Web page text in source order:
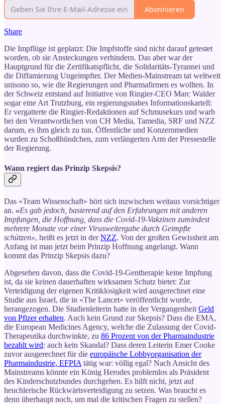
Abonnieren
Share
Die Impflüge ist geplatzt: Die Impfstoffe sind nicht darauf getestet
worden, ob sie Ansteckungen verhindern. Das aber war der
Hauptgrund für die Zertifikatspflicht, die Solidaritäts-Tyrannei und
die Diffamierung Ungeimpfter. Der Medien-Mainstream tat weltweit
unisono so, wie die Regierungen und Pharmafirmen es wollten. In
der Schweiz entstand auf Initiative von Ringier-CEO Marc Walder
sogar eine Art Trutzburg, ein regierungsnahes Informationskartell:
Er vergatterte die Ringier-Redaktionen auf Schmusekurs und warb
bei den Verantwortlichen von CH Media, Tamedia, SRF und NZZ
darum, es ihm gleich zu tun. Öffentliche und Konzernmedien
wurden zu Schoßhündchen, zum verlängerten Arm der Pressestelle
der Regierung.
Wann regiert das Prinzip Skepsis?
Das «Team Wissenschaft» hört sich inzwischen weitaus vorsichtiger
an. «Es gab jedoch, basierend auf den Erfahrungen mit anderen
Impfungen, die Hoffnung, dass die Covid-19-Vakzinen zumindest
mehrere Monate vor einer Virusweitergabe durch Geimpfte
schützen», heißt es jetzt in derNZZ. Von der großen Gewissheit am
Anfang ist man jetzt beim Prinzip Hoffnung angelangt. Wann
kommt das Prinzip Skepsis dazu?
Abgesehen davon, dass die Covid-19-Gentherapie keine Impfung
ist, da sie keinen dauerhaften wirksamen Schutz bietet: Zur
Verteidigung der eigenen Kritiklosigkeit wird ausgerechnet eine
Studie aus Israel, die in «The Lancet» veröffentlicht wurde,
herangezogen. Die Studienleiterin hatte in der Vergangenheit Geld
von Pfizer erhalten. Auch kein Grund zur Skepsis? Dass die EMA,
die European Medicines Agency, welche die Zulassung der Covid-
Therapeutika durchwinkte, zu 86 Prozent von der Pharmaindustrie
bezahlt wird: auch kein Skandal? Dass deren Leiterin Emer Cooke
zuvor ausgerechnet für die europäische Lobbyorganisation der
Pharmaindustrie, EFPIA tätig war: völlig egal? Nach Ansicht des
Mainstreams könnte ein König Herodes problemlos als Präsident
des Kinderschutzbundes durchgehen. Es hilft nicht, jetzt auf
heuchlerische Rückwärtsverteidigung zu setzen. Was braucht es
denn überhaupt noch, um mal die kritischen Fragen zu stellen?